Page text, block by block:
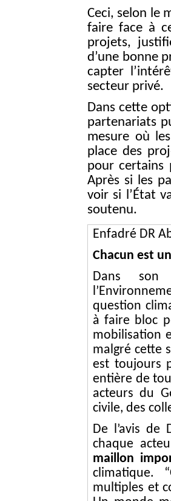
Ceci, selon le
faire face à
projets,
d’une bonne
capter
secteur privé.
Dans cette
partenariats
mesure où
place des
pour certains
Après si les
voir si l’État
soutenu.
Enfadré DR
Chacun est
Dans son
question
à faire bloc
mobilisation
malgré cette
est toujours
entière de
acteurs du
civile, des
De l’avis de
chaque
maillon
climatique.
multiples et